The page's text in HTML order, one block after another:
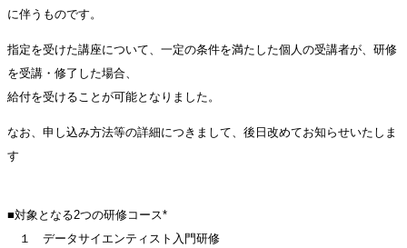
に伴うものです。
指定を受けた講座について、一定の条件を満たした個人の受講者が、研修
を受講・修了した場合、
給付を受けることが可能となりました。
なお、申し込み方法等の詳細につきまして、後日改めてお知らせいたしま
す
■対象となる2つの研修コース*
１ データサイエンティスト入門研修